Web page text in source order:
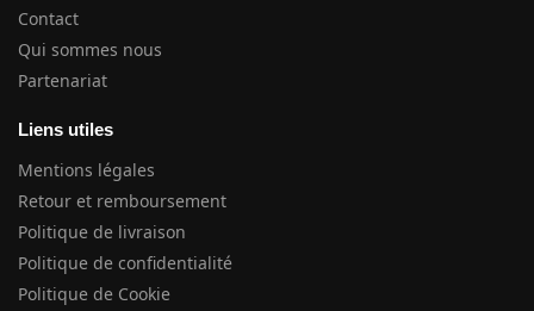
Contact
Qui sommes nous
Partenariat
Liens utiles
Mentions légales
Retour et remboursement
Politique de livraison
Politique de confidentialité
Politique de Cookie